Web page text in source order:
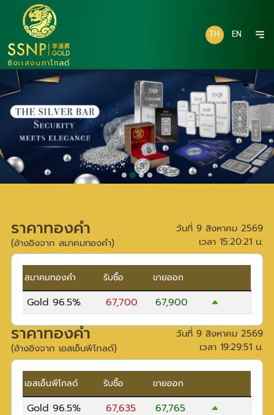
TH EN
ราคาทองคำ
(อ้างอิงจาก สมาคมทองคำ)
วันที่ 9 สิงหาคม 2569
เวลา 15:20:21น.
สมาคมทองคำ รับซื้อ ขายออก
Gold 96.5% 67,700 67,900
ราคาทองคำ
(อ้างอิงจาก เอสเอ็นพีโกลด์)
วันที่ 9 สิงหาคม 2569
เวลา 19:29:51น.
เอสเอ็นพีโกลด์ รับซื้อ ขายออก
Gold 96.5% 67,635
67,765